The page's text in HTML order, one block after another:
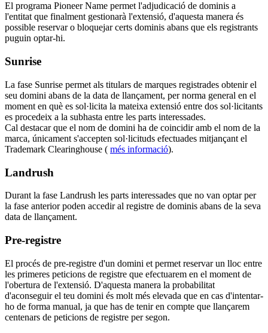
El programa Pioneer Name permet l'adjudicació de dominis a
l'entitat que finalment gestionarà l'extensió, d'aquesta manera és
possible reservar o bloquejar certs dominis abans que els registrants
puguin optar-hi.
Sunrise
La fase Sunrise permet als titulars de marques registrades obtenir el
seu domini abans de la data de llançament, per norma general en el
moment en què es sol·licita la mateixa extensió entre dos sol·licitants
es procedeix a la subhasta entre les parts interessades.
Cal destacar que el nom de domini ha de coincidir amb el nom de la
marca, únicament s'accepten sol·licituds efectuades mitjançant el
Trademark Clearinghouse ( més informació).
Landrush
Durant la fase Landrush les parts interessades que no van optar per
la fase anterior poden accedir al registre de dominis abans de la seva
data de llançament.
Pre-registre
El procés de pre-registre d'un domini et permet reservar un lloc entre
les primeres peticions de registre que efectuarem en el moment de
l'obertura de l'extensió. D'aquesta manera la probabilitat
d'aconseguir el teu domini és molt més elevada que en cas d'intentar-
ho de forma manual, ja que has de tenir en compte que llançarem
centenars de peticions de registre per segon.